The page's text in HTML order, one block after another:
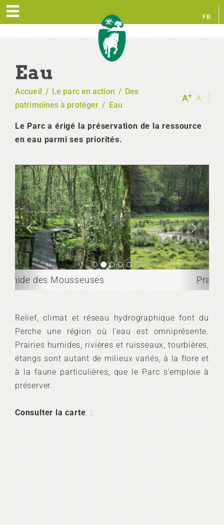
FR
Eau
-
A
+
A
Accueil / Le parc en action / Des
patrimoines à protéger / Eau
Le Parc a érigé la préservation de la ressource
en eau parmi ses priorités.
Prairie humide
Relief, climat et réseau hydrographique font du
Perche une région où l’eau est omniprésente.
Prairies humides, rivières et ruisseaux, tourbières,
étangs sont autant de milieux variés, à la flore et
à la faune particulières, que le Parc s’emploie à
préserver.
Consulter la carte :